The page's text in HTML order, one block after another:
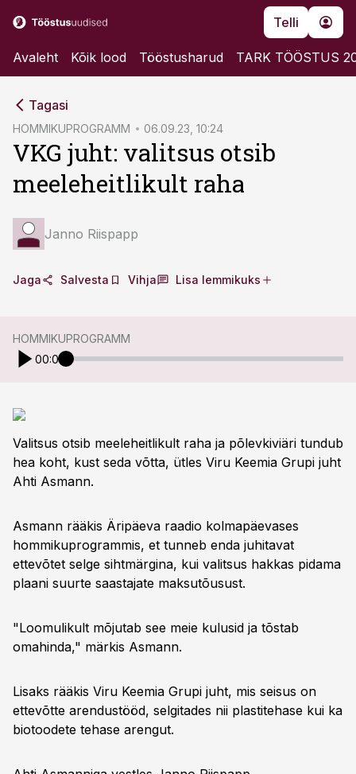
Telli
Avaleht Kõik lood Tööstusharud TARK TÖÖSTUS
Tagasi
HOMMIKUPROGRAMM 06.09.23, 10:24
VKG juht: valitsus otsib
meeleheitlikult raha
Janno Riispapp
Jaga Salvesta Vihja Lisa lemmikuks
HOMMIKUPROGRAMM
00:00
Valitsus otsib meeleheitlikult raha ja põlevkiviäri tundub
hea koht, kust seda võtta, ütles Viru Keemia Grupi juht
Ahti Asmann.
Asmann rääkis Äripäeva raadio kolmapäevases
hommikuprogrammis, et tunneb enda juhitavat
ettevõtet selge sihtmärgina, kui valitsus hakkas pidama
plaani suurte saastajate maksutõusust.
"Loomulikult mõjutab see meie kulusid ja tõstab
omahinda," märkis Asmann.
Lisaks rääkis Viru Keemia Grupi juht, mis seisus on
ettevõtte arendustööd, selgitades nii plastitehase kui ka
biotoodete tehase arengut.